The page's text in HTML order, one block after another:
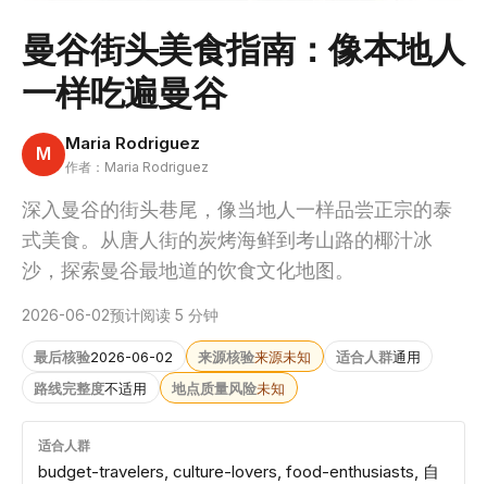
曼谷街头美食指南：像本地人
一样吃遍曼谷
M Maria Rodriguez
作者：Maria Rodriguez
深入曼谷的街头巷尾，像当地人一样品尝正宗的泰
式美食。从唐人街的炭烤海鲜到考山路的椰汁冰
沙，探索曼谷最地道的饮食文化地图。
2026-06-02预计阅读 5 分钟
最后核验2026-06-02 来源核验来源未知 适合人群通用
路线完整度不适用 地点质量风险未知
适合人群
budget-travelers, culture-lovers, food-enthusiasts, 自